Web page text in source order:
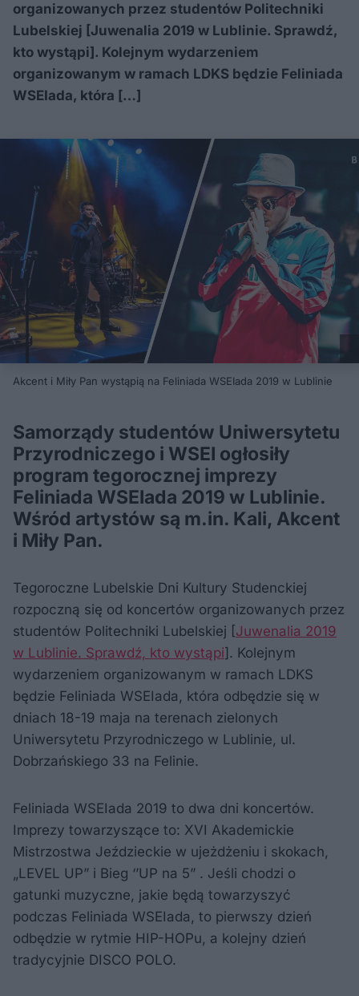
organizowanych przez studentów Politechniki
Lubelskiej [Juwenalia 2019 w Lublinie. Sprawdź,
kto wystąpi]. Kolejnym wydarzeniem
organizowanym w ramach LDKS będzie Feliniada
WSEIada, która […]
Akcent i Miły Pan wystąpią na Feliniada WSEIada 2019 w Lublinie
Samorządy studentów Uniwersytetu
Przyrodniczego i WSEI ogłosiły
program tegorocznej imprezy
Feliniada WSEIada 2019 w Lublinie.
Wśród artystów są m.in. Kali, Akcent
i Miły Pan.
Tegoroczne Lubelskie Dni Kultury Studenckiej
rozpoczną się od koncertów organizowanych przez
studentów Politechniki Lubelskiej [ Juwenalia 2019
w Lublinie. Sprawdź, kto wystąpi]. Kolejnym
wydarzeniem organizowanym w ramach LDKS
będzie Feliniada WSEIada, która odbędzie się w
dniach 18-19 maja na terenach zielonych
Uniwersytetu Przyrodniczego w Lublinie, ul.
Dobrzańskiego 33 na Felinie.
Feliniada WSEIada 2019 to dwa dni koncertów.
Imprezy towarzyszące to: XVI Akademickie
Mistrzostwa Jeździeckie w ujeżdżeniu i skokach,
„LEVEL UP” i Bieg ‘’UP na 5” . Jeśli chodzi o
gatunki muzyczne, jakie będą towarzyszyć
podczas Feliniada WSEIada, to pierwszy dzień
odbędzie w rytmie HIP-HOPu, a kolejny dzień
tradycyjnie DISCO POLO.